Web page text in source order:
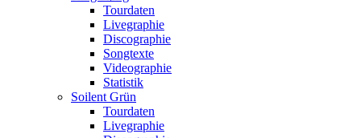
Tourdaten
Livegraphie
Discographie
Songtexte
Videographie
Statistik
Soilent Grün
Tourdaten
Livegraphie